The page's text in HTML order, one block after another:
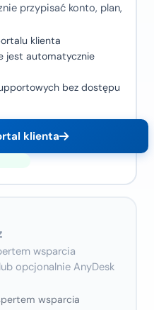
przypisać konto, plan,
klienta
jest automatycznie
bez dostępu
klienta
wsparcia
opcjonalnie AnyDesk
wsparcia